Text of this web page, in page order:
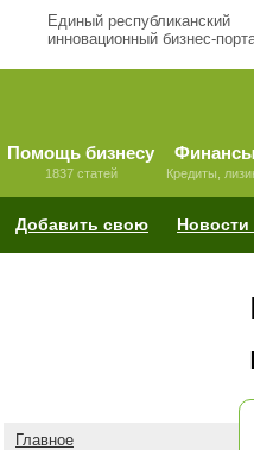
Единый республиканский
инновационный бизнес-
Помощь бизнесу
1837 статей
Финансы
Кредиты,
Добавить свою Новости
Главное